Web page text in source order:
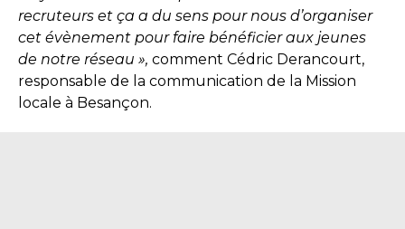
recruteurs et ça a du sens pour nous d’organiser
cet évènement pour faire bénéficier aux jeunes
de notre réseau », comment Cédric Derancourt,
responsable de la communication de la Mission
locale à Besançon.